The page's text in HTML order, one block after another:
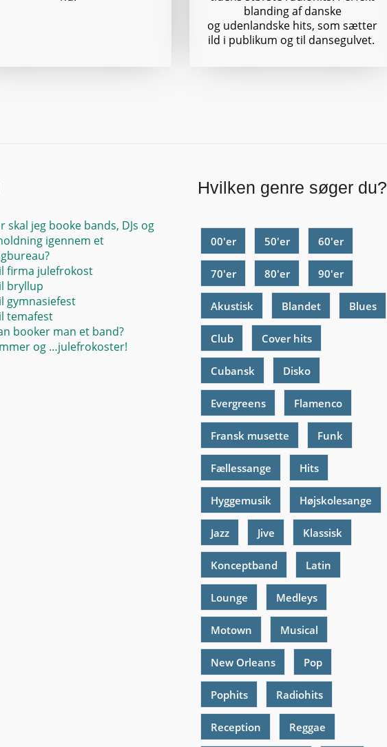
blanding af danske
og udenlandske hits, som sætter
ild i publikum og til dansegulvet.
skal jeg booke bands, DJs og
igennem et
firma julefrokost
bryllup
gymnasiefest
temafest
booker man et band?
og …julefrokoster!
Hvilken genre søger du?
00'er 50'er 60'er
70'er 80'er 90'er
Akustisk Blandet Blues
Club Cover hits
Cubansk Disko
Evergreens Flamenco
Fransk musette Funk
Fællessange Hits
Hyggemusik Højskolesange
Jazz Jive Klassisk
Konceptband Latin
Lounge Medleys
Motown Musical
New Orleans Pop
Pophits Radiohits
Reception Reggae